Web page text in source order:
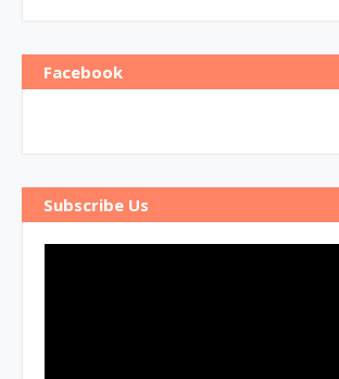
Facebook
Subscribe Us